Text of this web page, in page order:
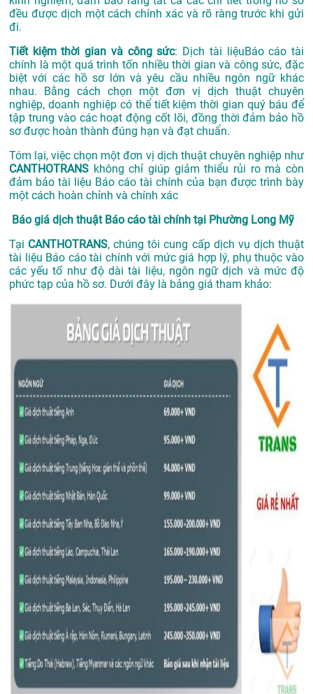
đều được dịch một cách chính xác và rõ ràng trước khi gửi
đi.
Tiết kiệm thời gian và công sức: Dịch tài liệuBáo cáo tài
chính là một quá trình tốn nhiều thời gian và công sức, đặc
biệt với các hồ sơ lớn và yêu cầu nhiều ngôn ngữ khác
nhau. Bằng cách chọn một đơn vị dịch thuật chuyên
nghiệp, doanh nghiệp có thể tiết kiệm thời gian quý báu để
tập trung vào các hoạt động cốt lõi, đồng thời đảm bảo hồ
sơ được hoàn thành đúng hạn và đạt chuẩn.
Tóm lại, việc chọn một đơn vị dịch thuật chuyên nghiệp như
CANTHOTRANS không chỉ giúp giảm thiểu rủi ro mà còn
đảm bảo tài liệu Báo cáo tài chính của bạn được trình bày
một cách hoàn chỉnh và chính xác
Báo giá dịch thuật Báo cáo tài chính tại Phường Long Mỹ
Tại CANTHOTRANS, chúng tôi cung cấp dịch vụ dịch thuật
tài liệu Báo cáo tài chính với mức giá hợp lý, phụ thuộc vào
các yếu tố như độ dài tài liệu, ngôn ngữ dịch và mức độ
phức tạp của hồ sơ. Dưới đây là bảng giá tham khảo: